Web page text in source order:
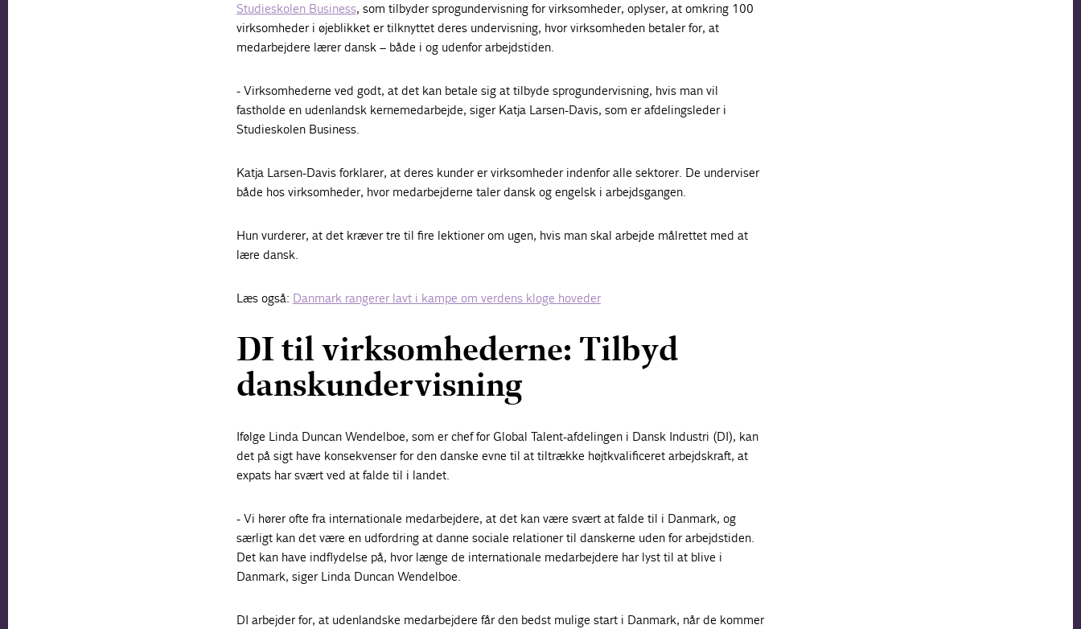
Studieskolen Business, som tilbyder sprogundervisning for virksomheder, oplyser, at omkring 100
virksomheder i øjeblikket er tilknyttet deres undervisning, hvor virksomheden betaler for, at
medarbejdere lærer dansk – både i og udenfor arbejdstiden.
- Virksomhederne ved godt, at det kan betale sig at tilbyde sprogundervisning, hvis man vil
fastholde en udenlandsk kernemedarbejde, siger Katja Larsen-Davis, som er afdelingsleder i
Studieskolen Business.
Katja Larsen-Davis forklarer, at deres kunder er virksomheder indenfor alle sektorer. De underviser
både hos virksomheder, hvor medarbejderne taler dansk og engelsk i arbejdsgangen.
Hun vurderer, at det kræver tre til fire lektioner om ugen, hvis man skal arbejde målrettet med at
lære dansk.
Læs også: Danmark rangerer lavt i kampe om verdens kloge hoveder
DI til virksomhederne: Tilbyd
danskundervisning
Ifølge Linda Duncan Wendelboe, som er chef for Global Talent-afdelingen i Dansk Industri (DI), kan
det på sigt have konsekvenser for den danske evne til at tiltrække højtkvalificeret arbejdskraft, at
expats har svært ved at falde til i landet.
- Vi hører ofte fra internationale medarbejdere, at det kan være svært at falde til i Danmark, og
særligt kan det være en udfordring at danne sociale relationer til danskerne uden for arbejdstiden.
Det kan have indflydelse på, hvor længe de internationale medarbejdere har lyst til at blive i
Danmark, siger Linda Duncan Wendelboe.
DI arbejder for, at udenlandske medarbejdere får den bedst mulige start i Danmark, når de kommer